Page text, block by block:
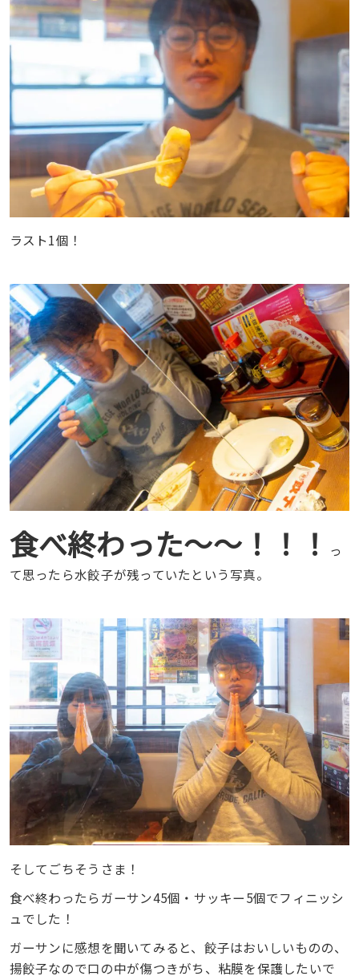
ラスト1個！
食べ終わった〜〜！！！
っ
て思ったら水餃子が残っていたという写真。
そしてごちそうさま！
食べ終わったらガーサン45個・サッキー5個でフィニッシ
ュでした！
ガーサンに感想を聞いてみると、餃子はおいしいものの、
揚餃子なので口の中が傷つきがち、粘膜を保護したいで